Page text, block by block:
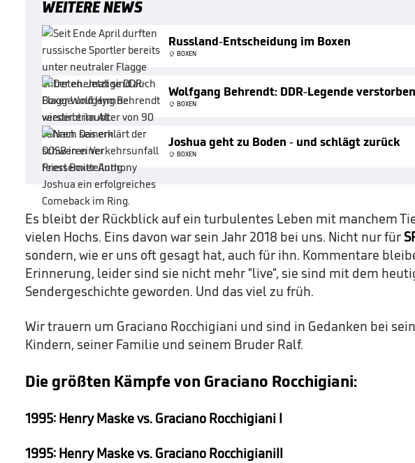
WEITERE NEWS
Russland-Entscheidung im Boxen
BOXEN
Wolfgang Behrendt: DDR-Legende verstorben
BOXEN
Joshua geht zu Boden - und schlägt zurück
BOXEN
Es bleibt der Rückblick auf ein turbulentes Leben mit manchem
vielen Hochs. Eins davon war sein Jahr 2018 bei uns. Nicht nur für
sondern, wie er uns oft gesagt hat, auch für ihn. Kommentare
Erinnerung, leider sind sie nicht mehr "live", sie sind mit dem
Sendergeschichte geworden. Und das viel zu früh.
Wir trauern um Graciano Rocchigiani und sind in Gedanken bei
Kindern, seiner Familie und seinem Bruder Ralf.
Die größten Kämpfe von Graciano Rocchigiani:
1995: Henry Maske vs. Graciano Rocchigiani I
1995: Henry Maske vs. Graciano RocchigianiII